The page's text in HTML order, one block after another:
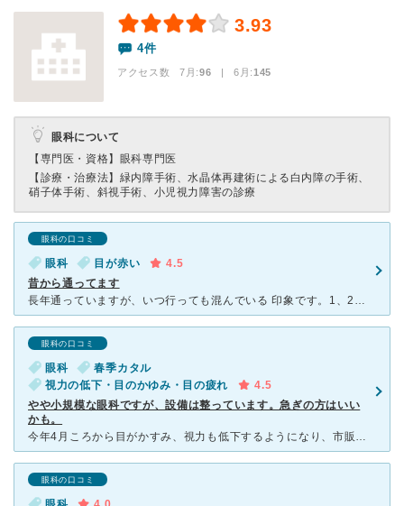
3.93
4件
アクセス数 7月:96 | 6月:145
眼科について
【専門医・資格】 眼科専門医
【診療・治療法】 緑内障手術、水晶体再建術による白内障の手術、
硝子体手術、斜視手術、小児視力障害の診療
眼科の口コミ
眼科 目が赤い
4.5
昔から通ってます
長年通っていますが、いつ行っても混んでいる 印象です。1、2時間待つこともよくありますが 先生やスタッフの方が丁寧なので混んでいても こちらでお世話になりたいと思える病院です。 目
眼科の口コミ
眼科
春季カタル
視力の低下・目のかゆみ・目の疲れ
4.5
やや小規模な眼科ですが、設備は整っています。急ぎの方はいい
かも。
今年4月ころから目がかすみ、視力も低下するようになり、市販の目薬をいろいろ試してきたのですが、ほとんど効きませんでした。 やはり眼科医に行った方が良いかなぁ、と思いましたが、当方が住んでいる街の
眼科の口コミ